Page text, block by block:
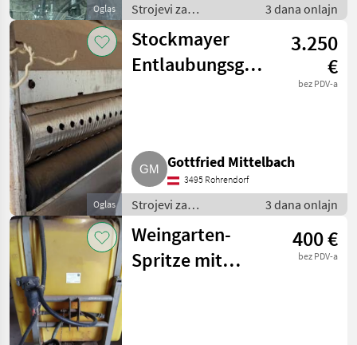
Oglas
Strojevi za
vinogradarstvo /
Ostali strojevi za
vinogradarstvo
3 dana onlajn
Oglas
Stockmayer
Entlaubungsgerät,
3.250
€
bez PDV-a
Gottfried Mittelbach
3495 Rohrendorf
Strojevi za
vinogradarstvo /
Ostali strojevi za
vinogradarstvo
3 dana onlajn
Weingarten-
Spritze mit
400 €
bez PDV-a